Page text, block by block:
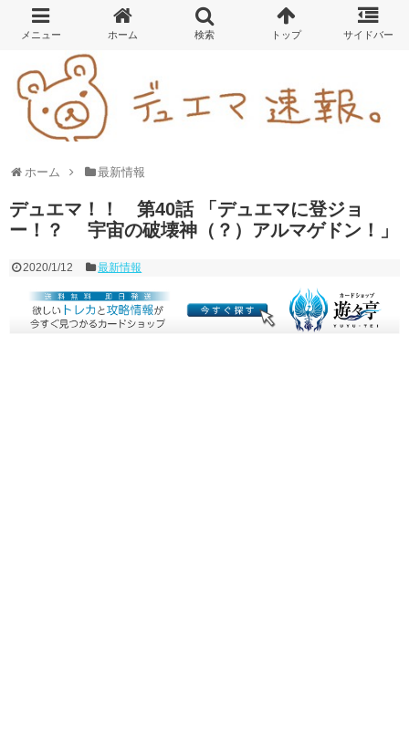
ホーム 最新情報
デュエマ！！ 第40話 「デュエマに登ジョ
ー！？ 宇宙の破壊神（？）アルマゲドン！」
2020/1/12 最新情報